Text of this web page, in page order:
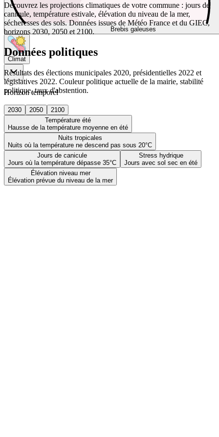
Brebis galeuses
Climat
Horizon temporel
2030 2050
2100
Température été
Hausse de la température moyenne en été
Nuits tropicales
Nuits où la température ne descend pas sous 20°C
Jours de canicule
Jours où la température dépasse 35°C
Stress hydrique
Jours avec sol sec en été
Élévation niveau mer
Élévation prévue du niveau de la mer
Découvrez les projections climatiques de votre commune : jours de
canicule, température estivale, élévation du niveau de la mer,
sécheresses des sols. Données issues de Météo France et du GIEC,
horizons 2030, 2050 et 2100.
Données politiques
Résultats des élections municipales 2020, présidentielles 2022 et
législatives 2022. Couleur politique actuelle de la mairie, stabilité
politique, taux d'abstention.